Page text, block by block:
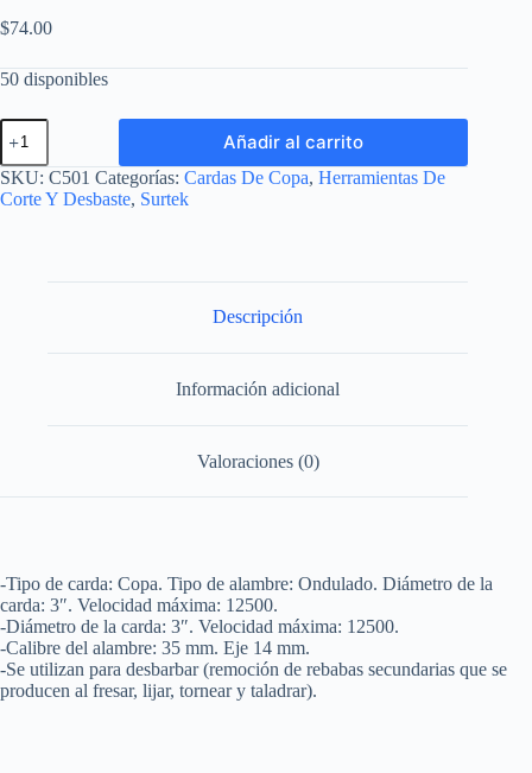
$74.00
50 disponibles
Carda
copa
ondulada
alambre
delgado
Añadir al carrito
SKU: C501 Categorías: Cardas De Copa, Herramientas De
Corte Y Desbaste, Surtek
Descripción
Información adicional
Valoraciones (0)
-Tipo de carda: Copa. Tipo de alambre: Ondulado. Diámetro de la
carda: 3″. Velocidad máxima: 12500.
-Diámetro de la carda: 3″. Velocidad máxima: 12500.
-Calibre del alambre: 35 mm. Eje 14 mm.
-Se utilizan para desbarbar (remoción de rebabas secundarias que se
producen al fresar, lijar, tornear y taladrar).